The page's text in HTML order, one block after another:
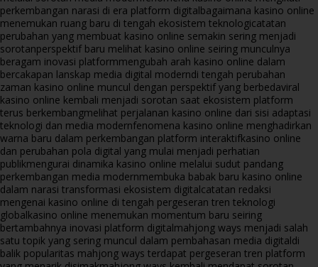
perkembangan narasi di era platform digitalbagaimana kasino online
menemukan ruang baru di tengah ekosistem teknologicatatan
perubahan yang membuat kasino online semakin sering menjadi
sorotanperspektif baru melihat kasino online seiring munculnya
beragam inovasi platformmengubah arah kasino online dalam
bercakapan lanskap media digital moderndi tengah perubahan
zaman kasino online muncul dengan perspektif yang berbedaviral
kasino online kembali menjadi sorotan saat ekosistem platform
terus berkembangmelihat perjalanan kasino online dari sisi adaptasi
teknologi dan media modernfenomena kasino online menghadirkan
warna baru dalam perkembangan platform interaktifkasino online
dan perubahan pola digital yang mulai menjadi perhatian
publikmengurai dinamika kasino online melalui sudut pandang
perkembangan media modernmembuka babak baru kasino online
dalam narasi transformasi ekosistem digitalcatatan redaksi
mengenai kasino online di tengah pergeseran tren teknologi
globalkasino online menemukan momentum baru seiring
bertambahnya inovasi platform digitalmahjong ways menjadi salah
satu topik yang sering muncul dalam pembahasan media digitaldi
balik popularitas mahjong ways terdapat pergeseran tren platform